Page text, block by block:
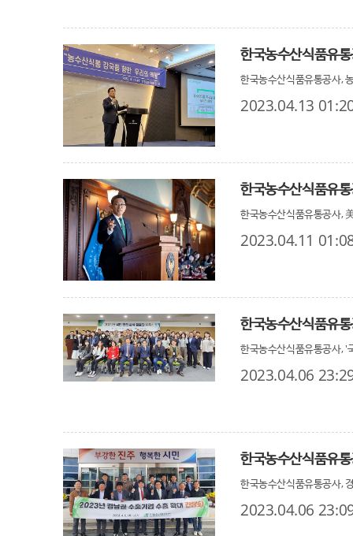
한국농수산식품유통공사,
2023.04.13
한국농수산식품유통공사,
2023.04.11
한국농수산식품유
한국농수산식품유통공사, '
2023.04.06
한국농수산식품유
한국농수산식품유통공사,
2023.04.06